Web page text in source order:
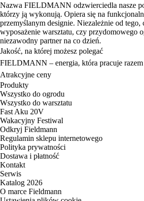
Nazwa FIELDMANN odzwierciedla nasze
którzy ją wykonują. Opiera się na
przemyślanym designie. Niezależnie od tego,
wyposażenie warsztatu, czy
niezawodny partner na co dzień.
Jakość, na której możesz polegać
FIELDMANN – energia, która pracuje razem
Atrakcyjne ceny
Produkty
Wszystko do ogrodu
Wszystko do warsztatu
Fast Aku 20V
Wakacyjny Festiwal
Odkryj Fieldmann
Regulamin sklepu internetowego
Polityka prywatności
Dostawa i płatność
Kontakt
Serwis
Katalog 2026
O marce Fieldmann